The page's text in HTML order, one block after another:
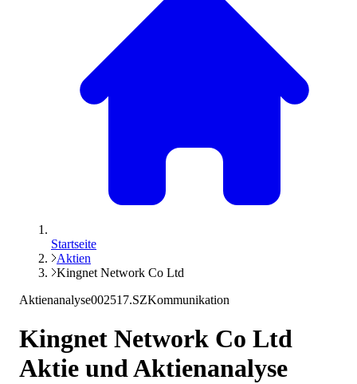
Startseite
Aktien
Kingnet Network Co Ltd
Aktienanalyse002517.SZKommunikation
Kingnet Network Co Ltd
Aktie und Aktienanalyse